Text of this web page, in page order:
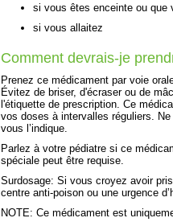
si vous êtes enceinte ou que
si vous allaitez
Comment devrais-je
Prenez ce médicament par voie
Évitez de briser, d'écraser ou de
l'étiquette de prescription. Ce
vos doses à intervalles réguliers.
vous l’indique.
Parlez à votre pédiatre si ce
spéciale peut être requise.
Surdosage: Si vous croyez avoir
centre anti-poison ou une urgence
NOTE: Ce médicament est